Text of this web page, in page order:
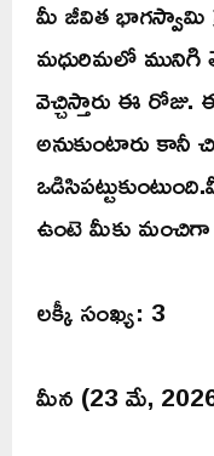
మీ జీవిత భాగస్వామి
మధురిమలో మునిగి
వెచ్చిస్తారు ఈ
అనుకుంటారు కానీ
ఉంటె మీకు మంచిగా
లక్కీ సంఖ్య: 3
మీన (23 మే,